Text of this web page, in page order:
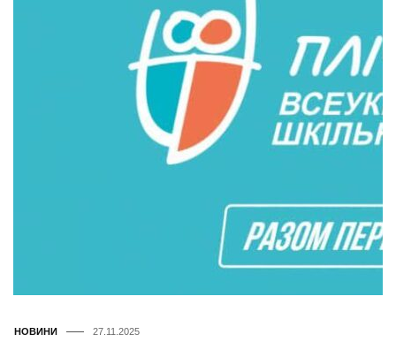
НОВИНИ 27.11.2025